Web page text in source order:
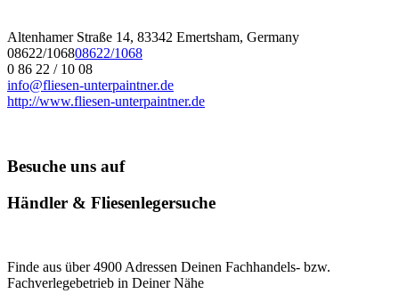
Altenhamer Straße 14, 83342 Emertsham, Germany
08622/106808622/1068
0 86 22 / 10 08
info@fliesen-unterpaintner.de
http://www.fliesen-unterpaintner.de
Besuche uns auf
Händler & Fliesenlegersuche
Finde aus über 4900 Adressen Deinen Fachhandels- bzw.
Fachverlegebetrieb in Deiner Nähe